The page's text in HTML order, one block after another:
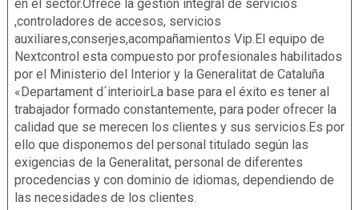
en el sector.Ofrece la gestión integral de servicios
,controladores de accesos, servicios
auxiliares,conserjes,acompañamientos Vip.El equipo de
Nextcontrol esta compuesto por profesionales habilitados
por el Ministerio del Interior y la Generalitat de Cataluña
«Departament d´interioirLa base para el éxito es tener al
trabajador formado constantemente, para poder ofrecer la
calidad que se merecen los clientes y sus servicios.Es por
ello que disponemos del personal titulado según las
exigencias de la Generalitat, personal de diferentes
procedencias y con dominio de idiomas, dependiendo de
las necesidades de los clientes.